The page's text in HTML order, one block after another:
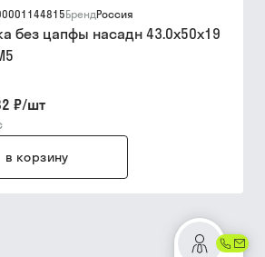
БрендРоссия
без цапфы насадн 43.0х50х19
₽/шт
в корзину